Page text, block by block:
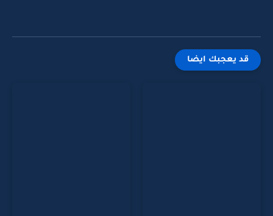
قد يعجبك ايضا